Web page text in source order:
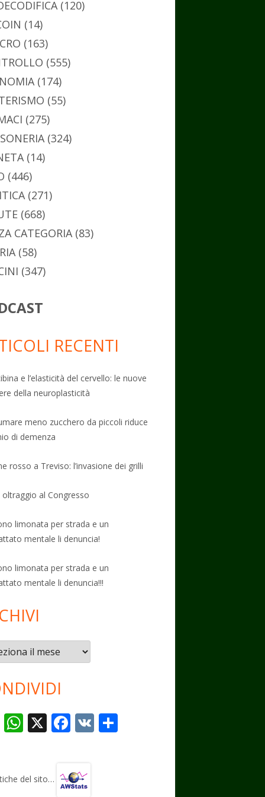
(120)
(14)
(163)
(555)
(174)
(55)
(275)
(324)
(14)
(446)
(271)
(668)
CATEGORIA(83)
(58)
(347)
RECENTI
e l’elasticità del cervello: le nuove
della neuroplasticità
meno zucchero da piccoli riduce
di demenza
rosso a Treviso: l’invasione dei grilli
oltraggio al Congresso
limonata per strada e un
mentale li denuncia!
limonata per strada e un
mentale li denuncia!!!
T
gr
W
s
X F
b
V
del sito…